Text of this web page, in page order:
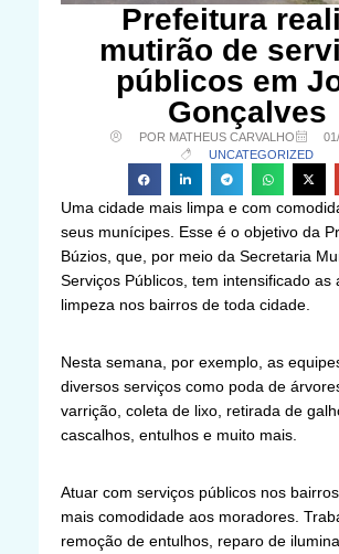
Prefeitura
mutirão de
públicos em
Gonçalves
POR MATHEUS CARVALHO
UNCATEGORIZED
Uma cidade mais limpa e com
seus munícipes. Esse é o objetivo da
Búzios, que, por meio da Secretaria
Serviços Públicos, tem intensificado as
limpeza nos bairros de toda cidade.
Nesta semana, por exemplo, as
diversos serviços como poda de
varrição, coleta de lixo, retirada de
cascalhos, entulhos e muito mais.
Atuar com serviços públicos nos
mais comodidade aos moradores.
remoção de entulhos, reparo de